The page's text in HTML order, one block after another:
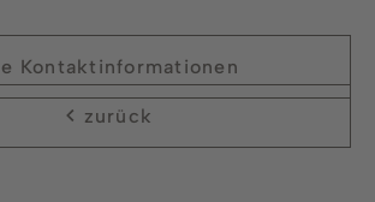
Kontaktinformationen
zurück